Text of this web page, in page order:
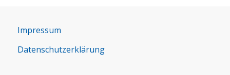
Impres­sum
Daten­schutz­er­klä­rung